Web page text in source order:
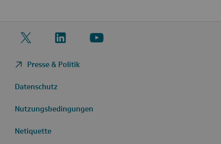
Twitter
LinkedIn
YouTube
Presse & Politik
Datenschutz
Nutzungsbedingungen
Netiquette